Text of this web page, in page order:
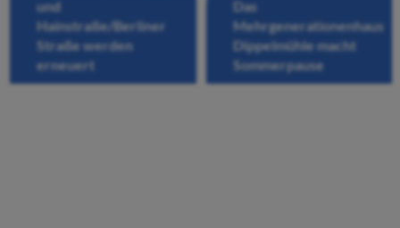
und
Hainstraße/Berliner
Straße werden
erneuert
Das
Mehrgenerationenhaus
Dippelmühle macht
Sommerpause